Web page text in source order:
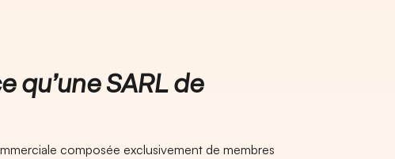
qu’une SARL de
composée exclusivement de membres